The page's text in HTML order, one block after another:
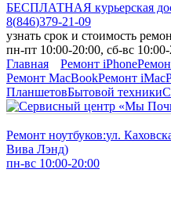
БЕСПЛАТНАЯ курьерская
8(846)379-21-09
узнать срок и стоимость
пн-пт 10:00-20:00, сб-вс
Главная
Ремонт iPhone
Ремонт MacBookРемонт iMac
ПланшетовБытовой техники
Ремонт ноутбуков:ул.
Вива Лэнд)
пн-вс 10:00-20:00